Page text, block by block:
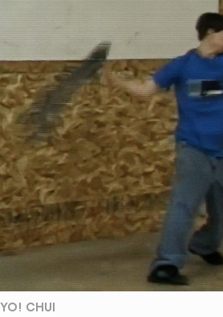
YO! CHUI